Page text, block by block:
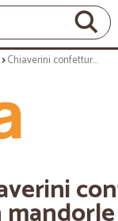
Chiaverini confettura extra di fichi con mandorle gr.400